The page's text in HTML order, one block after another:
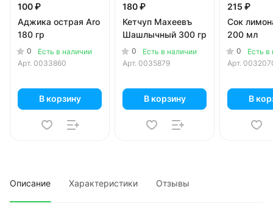
100 ₽
Аджика острая Aro
180 гр
0
Есть в наличии
Арт. 0033860
В корзину
180 ₽
Кетчуп Махеевъ
Шашлычный 300 гр
0
Есть в наличии
Арт. 0035879
В корзину
215 ₽
Сок
200 мл
0
Есть в
Арт.
В
Описание Характеристики Отзывы